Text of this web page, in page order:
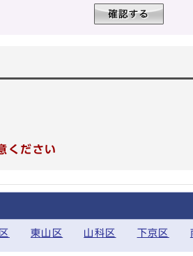
ください
東山区 山科区 下京区